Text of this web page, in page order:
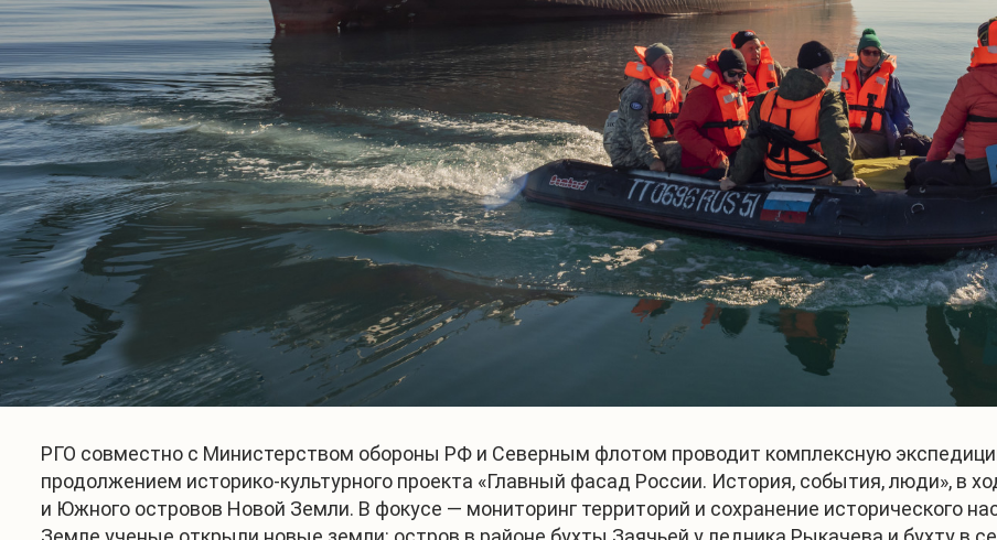
РГО совместно с Министерством обороны РФ и Северным флотом проводит комплексную
продолжением историко-культурного проекта «Главный фасад России. История, события, люди», в
и Южного островов Новой Земли. В фокусе — мониторинг территорий и сохранение исторического